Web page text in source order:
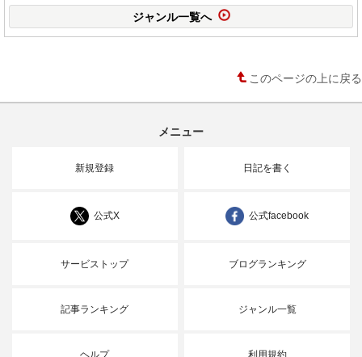
ジャンル一覧へ
このページの上に戻る
メニュー
新規登録 日記を書く
公式X 公式facebook
サービストップ ブログランキング
記事ランキング ジャンル一覧
ヘルプ 利用規約